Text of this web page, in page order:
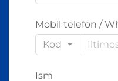
Mobil telefon /
Kod
Ism